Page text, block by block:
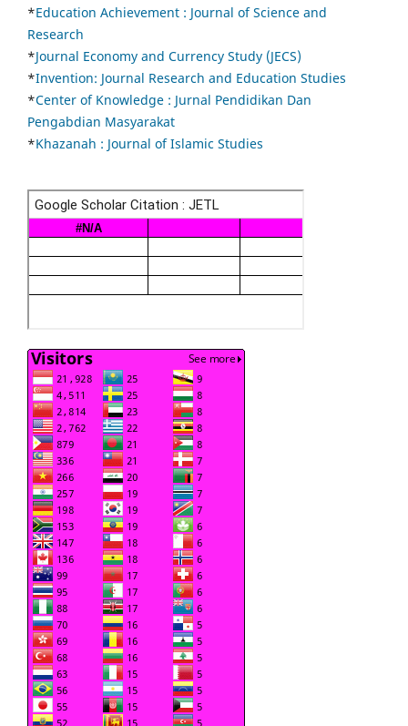
*Education Achievement : Journal of Science and
Research
*Journal Economy and Currency Study (JECS)
*Invention: Journal Research and Education Studies
*Center of Knowledge : Jurnal Pendidikan Dan
Pengabdian Masyarakat
*Khazanah : Journal of Islamic Studies